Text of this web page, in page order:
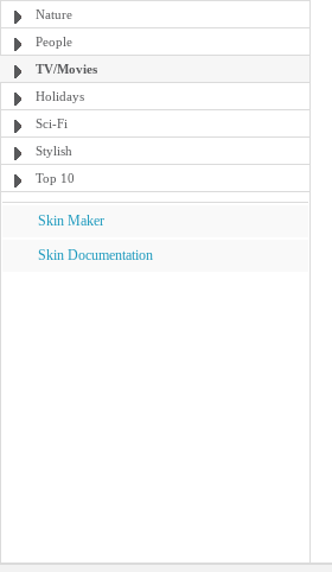
Nature
People
TV/Movies
Holidays
Sci-Fi
Stylish
Top 10
Skin Maker
Skin Documentation